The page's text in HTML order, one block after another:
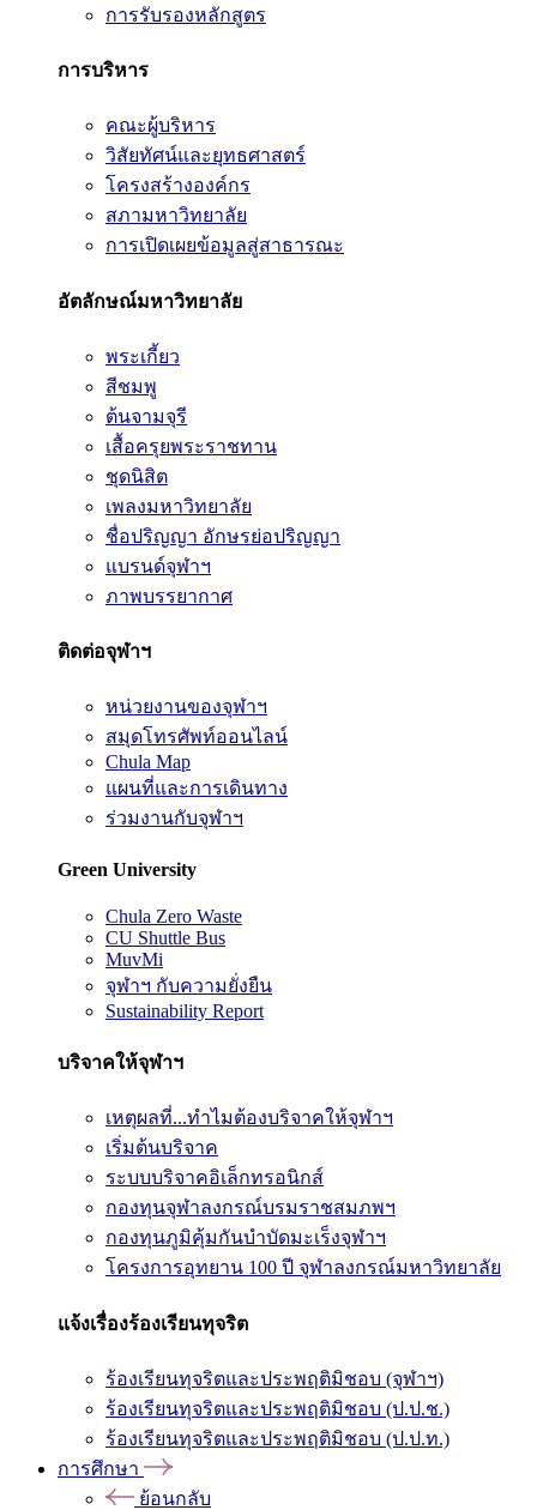
การรับรองหลักสูตร
การบริหาร
คณะผู้บริหาร
วิสัยทัศน์และยุทธศาสตร์
โครงสร้างองค์กร
สภามหาวิทยาลัย
การเปิดเผยข้อมูลสู่สาธารณะ
อัตลักษณ์มหาวิทยาลัย
พระเกี้ยว
สีชมพู
ต้นจามจุรี
เสื้อครุยพระราชทาน
ชุดนิสิต
เพลงมหาวิทยาลัย
ชื่อปริญญา อักษรย่อปริญญา
แบรนด์จุฬาฯ
ภาพบรรยากาศ
ติดต่อจุฬาฯ
หน่วยงานของจุฬาฯ
สมุดโทรศัพท์ออนไลน์
Chula Map
แผนที่และการเดินทาง
ร่วมงานกับจุฬาฯ
Green University
Chula Zero Waste
CU Shuttle Bus
MuvMi
จุฬาฯ กับความยั่งยืน
Sustainability Report
บริจาคให้จุฬาฯ
เหตุผลที่...ทำไมต้องบริจาคให้จุฬาฯ
เริ่มต้นบริจาค
ระบบบริจาคอิเล็กทรอนิกส์
กองทุนจุฬาลงกรณ์บรมราชสมภพฯ
กองทุนภูมิคุ้มกันบำบัดมะเร็งจุฬาฯ
โครงการอุทยาน 100 ปี จุฬาลงกรณ์มหาวิทยาลัย
แจ้งเรื่องร้องเรียนทุจริต
ร้องเรียนทุจริตและประพฤติมิชอบ (จุฬาฯ)
ร้องเรียนทุจริตและประพฤติมิชอบ (ป.ป.ช.)
ร้องเรียนทุจริตและประพฤติมิชอบ (ป.ป.ท.)
การศึกษา
ย้อนกลับ